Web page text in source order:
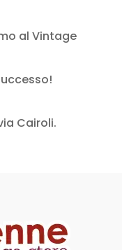
al Vintage
Cairoli.